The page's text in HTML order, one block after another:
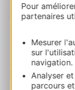
Pour
partenaires
Mesurer
sur
navigation.
Analyser
parcours